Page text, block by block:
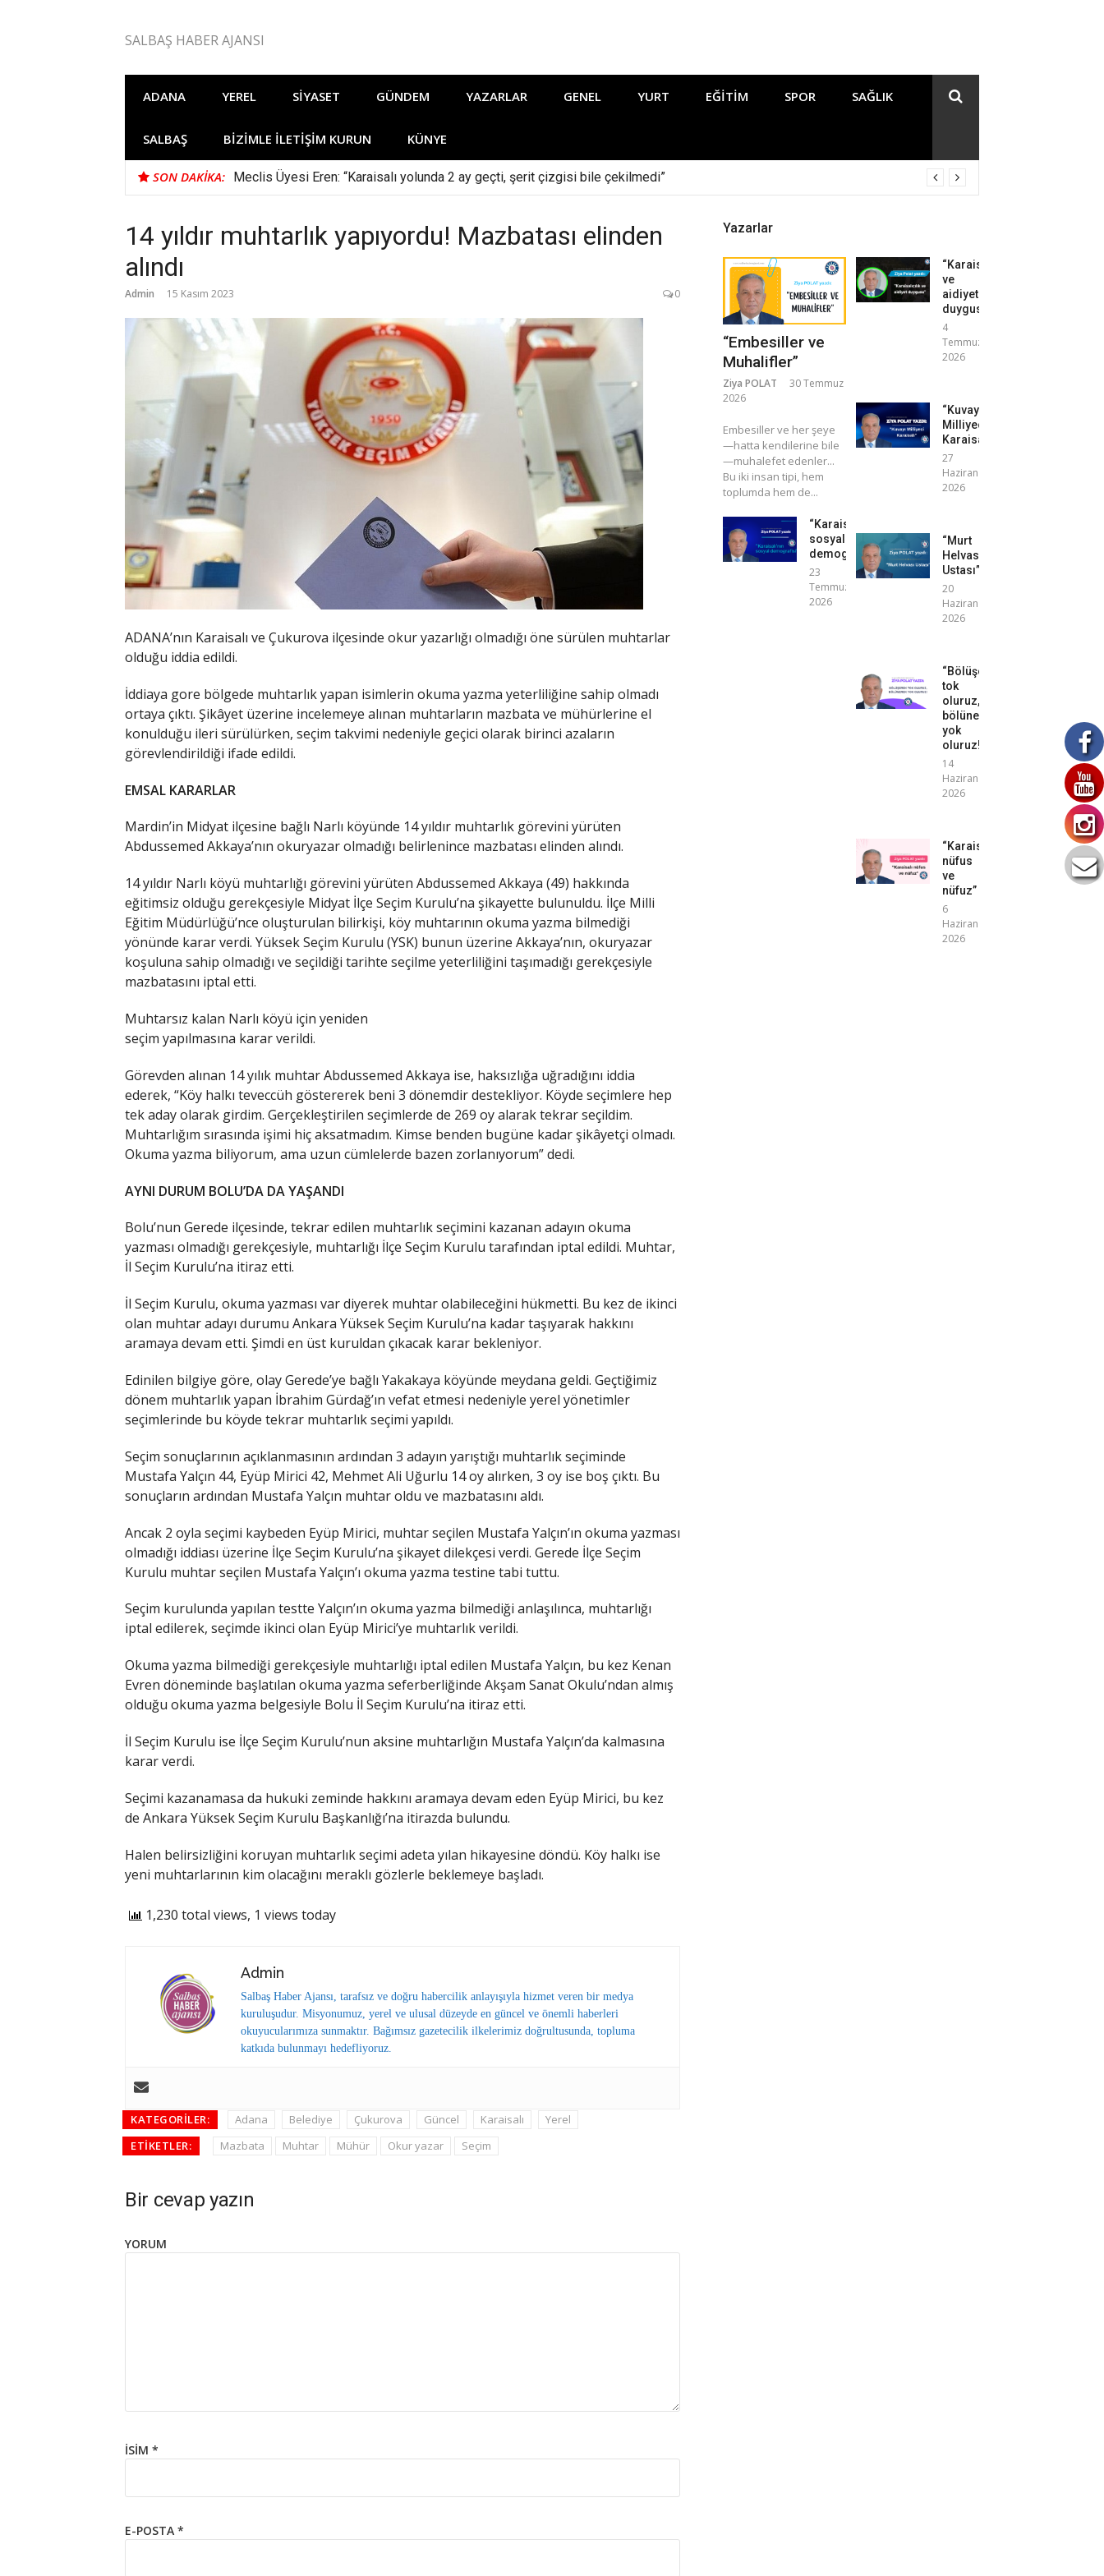
SALBAŞ HABER AJANSI
ADANA YEREL SIYASET GÜNDEM YAZARLAR GENEL YURT EĞITIM SPOR SAĞLIK
SALBAŞ BIZIMLE İLETIŞIM KURUN KÜNYE
SON DAKIKA: Meclis Üyesi Eren: “Karaisalı yolunda 2 ay geçti, şerit çizgisi bile çekilmedi”
14 yıldır muhtarlık yapıyordu! Mazbatası elinden
alındı
Admin 15 Kasım 2023 0
ADANA’nın Karaisalı ve Çukurova ilçesinde okur yazarlığı olmadığı öne sürülen muhtarlar
olduğu iddia edildi.
İddiaya gore bölgede muhtarlık yapan isimlerin okuma yazma yeterliliğine sahip olmadı
ortaya çıktı. Şikâyet üzerine incelemeye alınan muhtarların mazbata ve mühürlerine el
konulduğu ileri sürülürken, seçim takvimi nedeniyle geçici olarak birinci azaların
görevlendirildiği ifade edildi.
EMSAL KARARLAR
Mardin’in Midyat ilçesine bağlı Narlı köyünde 14 yıldır muhtarlık görevini yürüten
Abdussemed Akkaya’nın okuryazar olmadığı belirlenince mazbatası elinden alındı.
14 yıldır Narlı köyü muhtarlığı görevini yürüten Abdussemed Akkaya (49) hakkında
eğitimsiz olduğu gerekçesiyle Midyat İlçe Seçim Kurulu’na şikayette bulunuldu. İlçe Milli
Eğitim Müdürlüğü’nce oluşturulan bilirkişi, köy muhtarının okuma yazma bilmediği
yönünde karar verdi. Yüksek Seçim Kurulu (YSK) bunun üzerine Akkaya’nın, okuryazar
koşuluna sahip olmadığı ve seçildiği tarihte seçilme yeterliliğini taşımadığı gerekçesiyle
mazbatasını iptal etti.
Muhtarsız kalan Narlı köyü için yeniden
seçim yapılmasına karar verildi.
Görevden alınan 14 yılık muhtar Abdussemed Akkaya ise, haksızlığa uğradığını iddia
ederek, “Köy halkı teveccüh göstererek beni 3 dönemdir destekliyor. Köyde seçimlere hep
tek aday olarak girdim. Gerçekleştirilen seçimlerde de 269 oy alarak tekrar seçildim.
Muhtarlığım sırasında işimi hiç aksatmadım. Kimse benden bugüne kadar şikâyetçi olmadı.
Okuma yazma biliyorum, ama uzun cümlelerde bazen zorlanıyorum” dedi.
AYNI DURUM BOLU’DA DA YAŞANDI
Bolu’nun Gerede ilçesinde, tekrar edilen muhtarlık seçimini kazanan adayın okuma
yazması olmadığı gerekçesiyle, muhtarlığı İlçe Seçim Kurulu tarafından iptal edildi. Muhtar,
İl Seçim Kurulu’na itiraz etti.
İl Seçim Kurulu, okuma yazması var diyerek muhtar olabileceğini hükmetti. Bu kez de ikinci
olan muhtar adayı durumu Ankara Yüksek Seçim Kurulu’na kadar taşıyarak hakkını
aramaya devam etti. Şimdi en üst kuruldan çıkacak karar bekleniyor.
Edinilen bilgiye göre, olay Gerede’ye bağlı Yakakaya köyünde meydana geldi. Geçtiğimiz
dönem muhtarlık yapan İbrahim Gürdağ’ın vefat etmesi nedeniyle yerel yönetimler
seçimlerinde bu köyde tekrar muhtarlık seçimi yapıldı.
Seçim sonuçlarının açıklanmasının ardından 3 adayın yarıştığı muhtarlık seçiminde
Mustafa Yalçın 44, Eyüp Mirici 42, Mehmet Ali Uğurlu 14 oy alırken, 3 oy ise boş çıktı. Bu
sonuçların ardından Mustafa Yalçın muhtar oldu ve mazbatasını aldı.
Ancak 2 oyla seçimi kaybeden Eyüp Mirici, muhtar seçilen Mustafa Yalçın’ın okuma yazması
olmadığı iddiası üzerine İlçe Seçim Kurulu’na şikayet dilekçesi verdi. Gerede İlçe Seçim
Kurulu muhtar seçilen Mustafa Yalçın’ı okuma yazma testine tabi tuttu.
Seçim kurulunda yapılan testte Yalçın’ın okuma yazma bilmediği anlaşılınca, muhtarlığı
iptal edilerek, seçimde ikinci olan Eyüp Mirici’ye muhtarlık verildi.
Okuma yazma bilmediği gerekçesiyle muhtarlığı iptal edilen Mustafa Yalçın, bu kez Kenan
Evren döneminde başlatılan okuma yazma seferberliğinde Akşam Sanat Okulu’ndan almış
olduğu okuma yazma belgesiyle Bolu İl Seçim Kurulu’na itiraz etti.
İl Seçim Kurulu ise İlçe Seçim Kurulu’nun aksine muhtarlığın Mustafa Yalçın’da kalmasına
karar verdi.
Seçimi kazanamasa da hukuki zeminde hakkını aramaya devam eden Eyüp Mirici, bu kez
de Ankara Yüksek Seçim Kurulu Başkanlığı’na itirazda bulundu.
Halen belirsizliğini koruyan muhtarlık seçimi adeta yılan hikayesine döndü. Köy halkı ise
yeni muhtarlarının kim olacağını meraklı gözlerle beklemeye başladı.
1,230 total views, 1 views today
Admin
Salbaş Haber Ajansı, tarafsız ve doğru habercilik anlayışıyla hizmet veren bir medya
kuruluşudur. Misyonumuz, yerel ve ulusal düzeyde en güncel ve önemli haberleri
okuyucularımıza sunmaktır. Bağımsız gazetecilik ilkelerimiz doğrultusunda, topluma
katkıda bulunmayı hedefliyoruz.
KATEGORILER: Adana Belediye Çukurova Güncel Karaisalı
Yerel
ETIKETLER:
Mazbata Muhtar Mühür Okur yazar Seçim
Bir cevap yazın
YORUM
İSIM *
E-POSTA *
Yazarlar
“Embesiller ve
Muhalifler”
Ziya POLAT
30 Temmuz
2026
​Embesiller ve her şeye
—hatta kendilerine bile
—muhalefet edenler...
Bu iki insan tipi, hem
toplumda hem de...
“Karaisalı’nın
sosyal
demografisi”
23
Temmuz
2026
“Karaisalıcılık
ve
aidiyet
duygusu”
4
Temmuz
2026
“Kuvayı
Milliyeci
Karaisalı”
27
Haziran
2026
“Murt
Helvası
Ustası”
20
Haziran
2026
“Bölüşerek
tok
oluruz,
bölünerek
yok
oluruz!”
14
Haziran
2026
“Karaisalı
nüfus
ve
nüfuz”
6
Haziran
2026